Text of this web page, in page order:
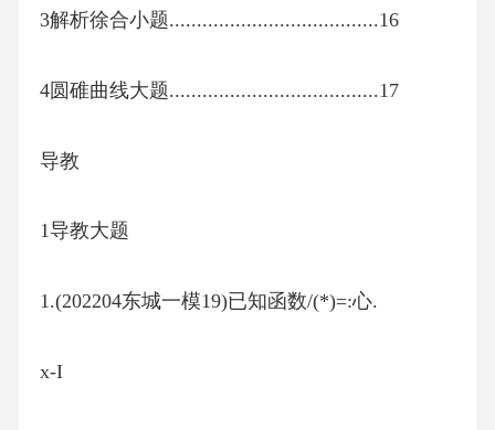
3解析徐合小题......................................16
4圆碓曲线大题......................................17
导教
1导教大题
1.(202204东城一模19)已知函数/(*)=:心.
x-I